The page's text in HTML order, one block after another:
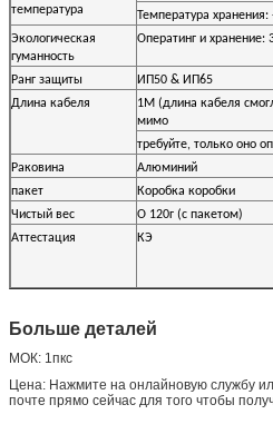
температура
Температура
Экологическая
гуманность
Оператинг и хранение:
Ранг защиты
ИП50 & ИП65
Длина кабеля
1М (длина кабеля
мимо
требуйте, только оно
Раковина
Алюминий
пакет
Коробка коробки
Чистый вес
О 120г (с пакетом)
Аттестация
КЭ
Больше деталей
МОК: 1пкс
Цена: Нажмите на онлайновую службу
почте прямо сейчас для того чтобы